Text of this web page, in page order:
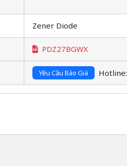
Zener Diode
PDZ27BGWX
Yêu Cầu Báo Giá Hotline: